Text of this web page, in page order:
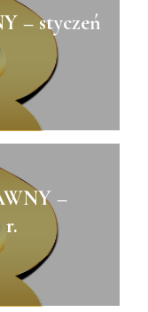
– styczeń
–
r.